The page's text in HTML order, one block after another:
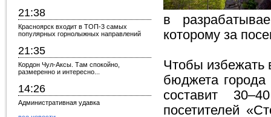
21:38
Красноярск входит в ТОП-3 самых
популярных горнолыжных направлений
21:35
Кордон Чул-Аксы. Там спокойно,
размеренно и интересно...
14:26
Административная удавка
в
которому за
Чтобы избежать
бюджета
составит
посетителей